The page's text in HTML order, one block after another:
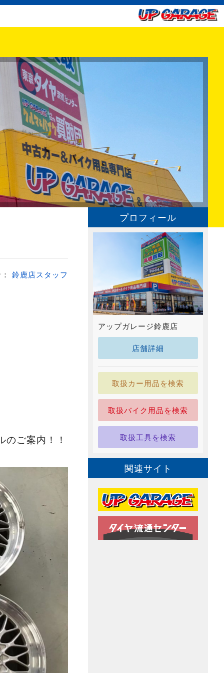
鈴鹿店スタッフ
ご案内！！
プロフィール
アップガレージ鈴鹿店
店舗詳細
取扱カー用品を検索
取扱バイク用品を検索
取扱工具を検索
関連サイト